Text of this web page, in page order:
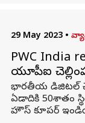
29 May 2023 •
PWC India
యూపీఐ
భారతీయ డిజిటల్
ఏడాదికి 50శాతం
హౌస్ కూపర్